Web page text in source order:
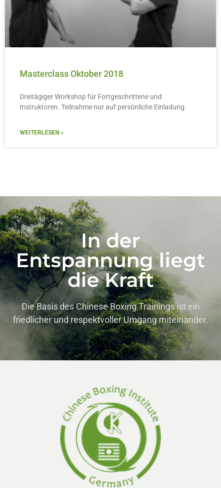
Masterclass Oktober 2018
Dreitägiger Workshop für Fortgeschrittene und
Instruktoren. Teilnahme nur auf persönliche Einladung.
WEITERLESEN »
In der
Entspannung liegt
die Kraft
Die Basis des Chinese Boxing Trainings ist ein
friedlicher und respektvoller Umgang miteinander.